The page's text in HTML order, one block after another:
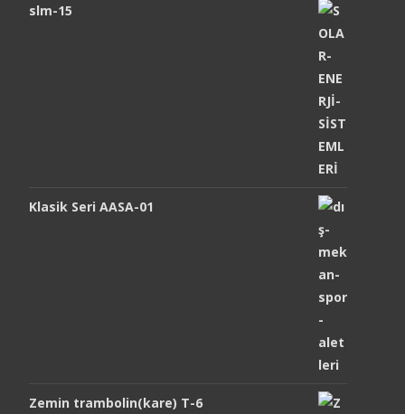
slm-15
Klasik Seri AASA-01
Zemin trambolin(kare) T-6